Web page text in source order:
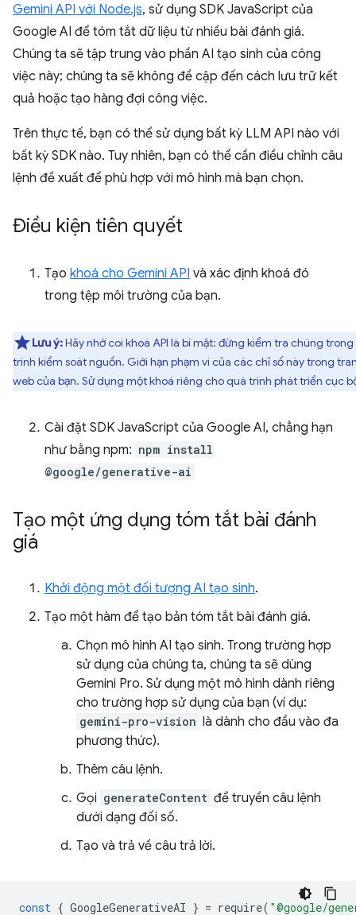
Gemini API với Node.js, sử dụng SDK JavaScript của
Google AI để tóm tắt dữ liệu từ nhiều bài đánh giá.
Chúng ta sẽ tập trung vào phần AI tạo sinh của công
việc này; chúng ta sẽ không đề cập đến cách lưu trữ kết
quả hoặc tạo hàng đợi công việc.
Trên thực tế, bạn có thể sử dụng bất kỳ LLM API nào với
bất kỳ SDK nào. Tuy nhiên, bạn có thể cần điều chỉnh câu
lệnh đề xuất để phù hợp với mô hình mà bạn chọn.
Điều kiện tiên quyết
Tạo khoá cho Gemini API và xác định khoá đó
trong tệp môi trường của bạn.
Lưu ý:Hãy nhớ coi khoá API là bí mật: đừng kiểm tra chúng
trình kiểm soát nguồn. Giới hạn phạm vi của các chỉ số này trong
web của bạn. Sử dụng một khoá riêng cho quá trình phát triển cục
Cài đặt SDK JavaScript của Google AI, chẳng hạn
như bằng npm: npm install
@google/generative-ai
Tạo một ứng dụng tóm tắt bài đánh
giá
Khởi động một đối tượng AI tạo sinh.
Tạo một hàm để tạo bản tóm tắt bài đánh giá.
Chọn mô hình AI tạo sinh. Trong trường hợp
sử dụng của chúng ta, chúng ta sẽ dùng
Gemini Pro. Sử dụng một mô hình dành riêng
cho trường hợp sử dụng của bạn (ví dụ:
gemini-pro-vision là dành cho đầu vào đa
phương thức).
Thêm câu lệnh.
Gọi generateContent để truyền câu lệnh
dưới dạng đối số.
Tạo và trả về câu trả lời.
const { GoogleGenerativeAI } = require( "@google/